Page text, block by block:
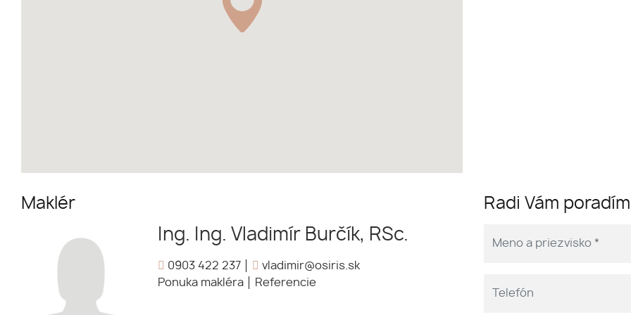
Maklér
Ing. Ing. Vladimír Burčík, RSc.
0903 422 237
vladimir@osiris.sk
Ponuka makléra
Referencie
Radi Vám